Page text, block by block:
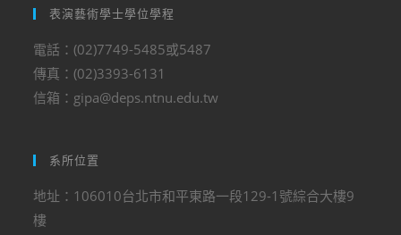
表演藝術學士學位學程
電話：(02)7749-5485或5487
傳真：(02)3393-6131
信箱：gipa@deps.ntnu.edu.tw
系所位置
地址：106010台北市和平東路一段129-1號綜合大樓9
樓